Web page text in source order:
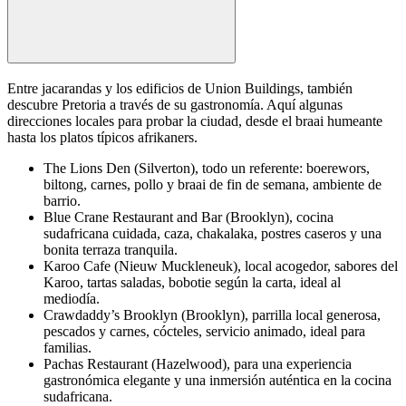
Entre jacarandas y los edificios de Union Buildings, también
descubre Pretoria a través de su gastronomía. Aquí algunas
direcciones locales para probar la ciudad, desde el braai humeante
hasta los platos típicos afrikaners.
The Lions Den (Silverton), todo un referente: boerewors,
biltong, carnes, pollo y braai de fin de semana, ambiente de
barrio.
Blue Crane Restaurant and Bar (Brooklyn), cocina
sudafricana cuidada, caza, chakalaka, postres caseros y una
bonita terraza tranquila.
Karoo Cafe (Nieuw Muckleneuk), local acogedor, sabores del
Karoo, tartas saladas, bobotie según la carta, ideal al
mediodía.
Crawdaddy’s Brooklyn (Brooklyn), parrilla local generosa,
pescados y carnes, cócteles, servicio animado, ideal para
familias.
Pachas Restaurant (Hazelwood), para una experiencia
gastronómica elegante y una inmersión auténtica en la cocina
sudafricana.